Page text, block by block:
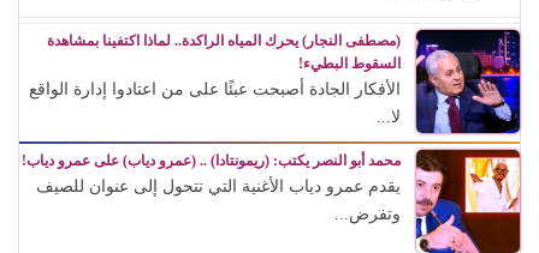
(مصطفى النجار) يحرك المياه الراكدة.. لماذا اكتفينا بمشاهدة
السقوط البطيء!
الأفكار الجادة أصبحت عبئًا على من اعتادوا إدارة الواقع
لا...
محمد أبو النصر يكتب: (ريمونتادا) .. (عمرو دياب) على عمرو دياب!
يقدم عمرو دياب الأغنية التي تتحول إلى عنوان للصيف
وتفرض...